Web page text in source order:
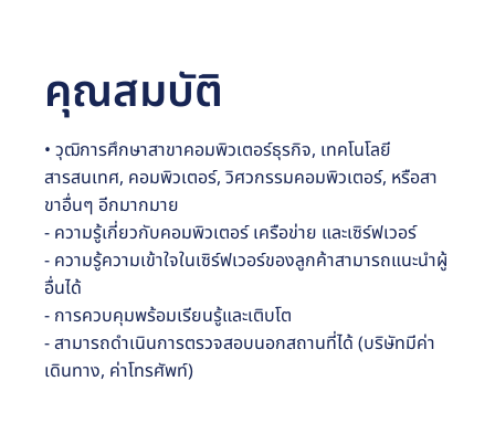
คุณสมบัติ
• วุฒิการศึกษาสาขาคอมพิวเตอร์ธุรกิจ, เทคโนโลยี
สารสนเทศ, คอมพิวเตอร์, วิศวกรรมคอมพิวเตอร์, หรือสา
ขาอื่นๆ อีกมากมาย
- ความรู้เกี่ยวกับคอมพิวเตอร์ เครือข่าย และเซิร์ฟเวอร์
- ความรู้ความเข้าใจในเซิร์ฟเวอร์ของลูกค้าสามารถแนะนำผู้
อื่นได้
- การควบคุมพร้อมเรียนรู้และเติบโต
- สามารถดำเนินการตรวจสอบนอกสถานที่ได้ (บริษัทมีค่า
เดินทาง, ค่าโทรศัพท์)